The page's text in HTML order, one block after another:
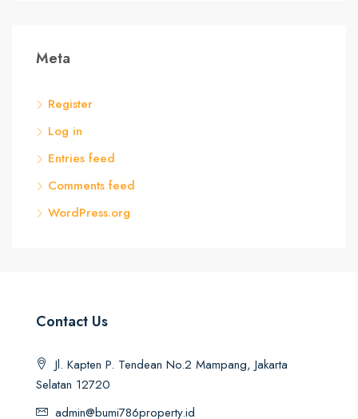
Meta
Register
Log in
Entries feed
Comments feed
WordPress.org
Contact Us
Jl. Kapten P. Tendean No.2 Mampang, Jakarta
Selatan 12720
admin@bumi786property.id